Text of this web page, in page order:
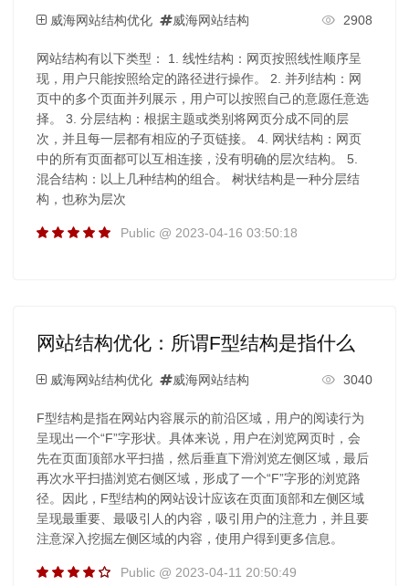
威海网站结构优化 威海网站结构 2908
网站结构有以下类型： 1. 线性结构：网页按照线性顺序呈
现，用户只能按照给定的路径进行操作。 2. 并列结构：网
页中的多个页面并列展示，用户可以按照自己的意愿任意选
择。 3. 分层结构：根据主题或类别将网页分成不同的层
次，并且每一层都有相应的子页链接。 4. 网状结构：网页
中的所有页面都可以互相连接，没有明确的层次结构。 5.
混合结构：以上几种结构的组合。 树状结构是一种分层结
构，也称为层次
Public @ 2023-04-16 03:50:18
网站结构优化：所谓F型结构是指什么
威海网站结构优化 威海网站结构 3040
F型结构是指在网站内容展示的前沿区域，用户的阅读行为
呈现出一个“F”字形状。具体来说，用户在浏览网页时，会
先在页面顶部水平扫描，然后垂直下滑浏览左侧区域，最后
再次水平扫描浏览右侧区域，形成了一个“F”字形的浏览路
径。因此，F型结构的网站设计应该在页面顶部和左侧区域
呈现最重要、最吸引人的内容，吸引用户的注意力，并且要
注意深入挖掘左侧区域的内容，使用户得到更多信息。
Public @ 2023-04-11 20:50:49